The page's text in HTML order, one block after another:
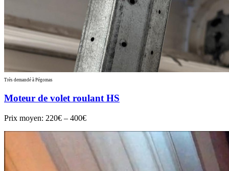
Très demandé à Pégomas
Moteur de volet roulant HS
Prix moyen: 220€ – 400€